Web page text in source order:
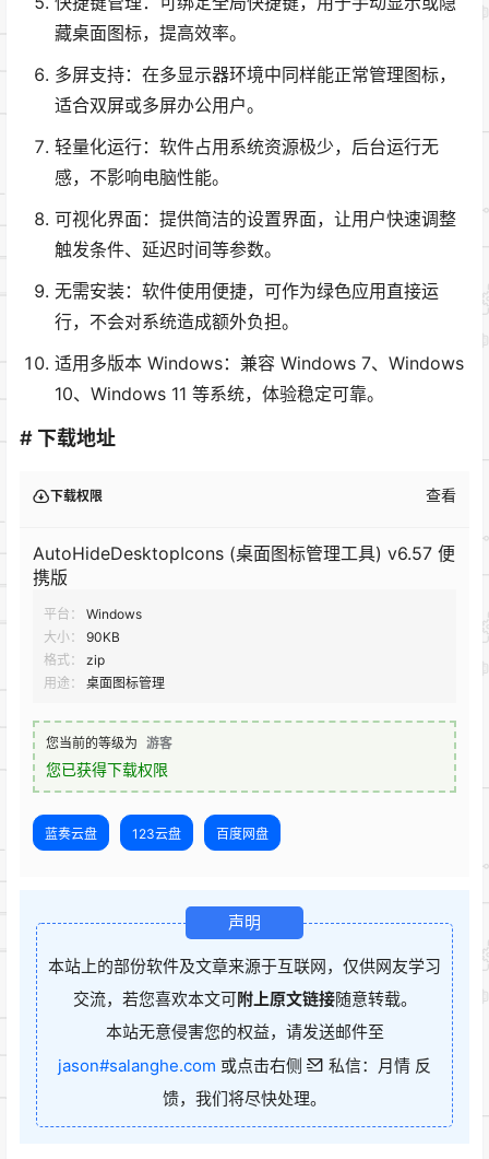
藏桌面图标，提高效率。
多屏支持：在多显示器环境中同样能正常管理图标，
适合双屏或多屏办公用户。
轻量化运行：软件占用系统资源极少，后台运行无
感，不影响电脑性能。
可视化界面：提供简洁的设置界面，让用户快速调整
触发条件、延迟时间等参数。
无需安装：软件使用便捷，可作为绿色应用直接运
行，不会对系统造成额外负担。
适用多版本 Windows：兼容 Windows 7、Windows
10、Windows 11 等系统，体验稳定可靠。
# 下载地址
下载权限 查看
AutoHideDesktopIcons (桌面图标管理工具) v6.57 便
携版
平台：
Windows
大小：
90KB
格式：
zip
用途：
桌面图标管理
您当前的等级为 游客
您已获得下载权限
蓝奏云盘 123云盘 百度网盘
声明
本站上的部份软件及文章来源于互联网，仅供网友学习
交流，若您喜欢本文可附上原文链接随意转载。
本站无意侵害您的权益，请发送邮件至
jason#salanghe.com 或点击右侧
私信：月情 反
馈，我们将尽快处理。